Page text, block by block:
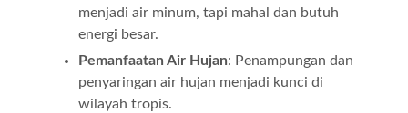
menjadi air minum, tapi mahal dan butuh
energi besar.
Pemanfaatan Air Hujan: Penampungan dan
penyaringan air hujan menjadi kunci di
wilayah tropis.